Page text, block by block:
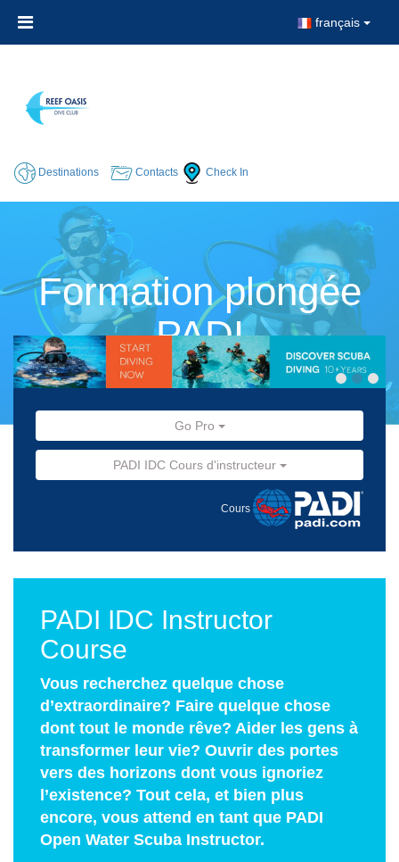
français
Destinations Contacts Check In
Formation plongée
PADI
Go Pro
PADI IDC Cours d'instructeur
Cours
PADI IDC Instructor
Course
Vous recherchez quelque chose
d’extraordinaire? Faire quelque chose
dont tout le monde rêve? Aider les gens à
transformer leur vie? Ouvrir des portes
vers des horizons dont vous ignoriez
l’existence? Tout cela, et bien plus
encore, vous attend en tant que PADI
Open Water Scuba Instructor.